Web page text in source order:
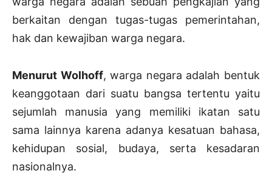
berkaitan dengan tugas-tugas pemerintahan,
hak dan kewajiban warga negara.
Menurut Wolhoff, warga negara adalah bentuk
keanggotaan dari suatu bangsa tertentu yaitu
sejumlah manusia yang memiliki ikatan satu
sama lainnya karena adanya kesatuan bahasa,
kehidupan sosial, budaya, serta kesadaran
nasionalnya.